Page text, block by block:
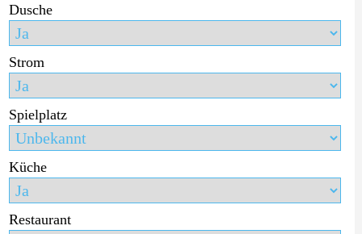
Dusche
Strom
Spielplatz
Küche
Restaurant